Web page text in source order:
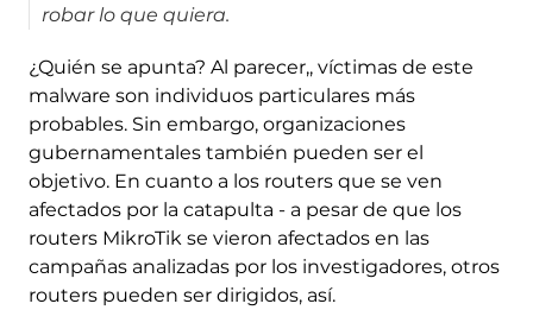
robar lo que quiera.
¿Quién se apunta? Al parecer,, víctimas de este
malware son individuos particulares más
probables. Sin embargo, organizaciones
gubernamentales también pueden ser el
objetivo. En cuanto a los routers que se ven
afectados por la catapulta - a pesar de que los
routers MikroTik se vieron afectados en las
campañas analizadas por los investigadores, otros
routers pueden ser dirigidos, así.